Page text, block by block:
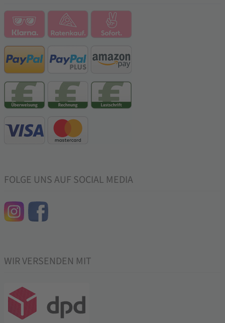
FOLGE UNS AUF SOCIAL MEDIA
WIR VERSENDEN MIT